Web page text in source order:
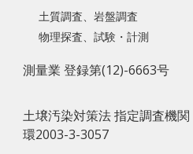
土質調査、岩盤調査
物理探査、試験・計測
測量業 登録第(12)-6663号
土壌汚染対策法 指定調査機関
環2003-3-3057